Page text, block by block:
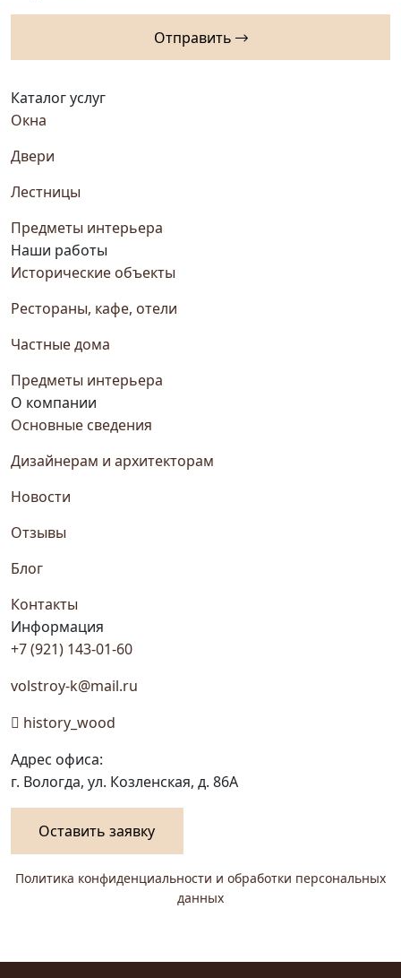
Отправить
Каталог услуг
Окна
Двери
Лестницы
Предметы интерьера
Наши работы
Исторические объекты
Рестораны, кафе, отели
Частные дома
Предметы интерьера
О компании
Основные сведения
Дизайнерам и архитекторам
Новости
Отзывы
Блог
Контакты
Информация
+7 (921) 143-01-60
volstroy-k@mail.ru
history_wood
Адрес офиса:
г. Вологда, ул. Козленская, д. 86А
Оставить заявку
Политика конфиденциальности и обработки персональных
данных